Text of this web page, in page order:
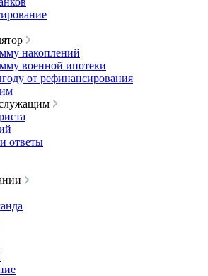
накоплений
военной ипотеки
от рефинансирования
ответы